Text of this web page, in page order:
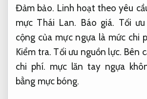
Đảm bảo. Linh hoạt theo yêu
mực Thái Lan. Báo giá. Tối
cộng của mực ngựa là mức chi
Kiểm tra. Tối ưu nguồn lực. Bên
chi phí. mực lăn tay ngựa
bằng mực bóng.